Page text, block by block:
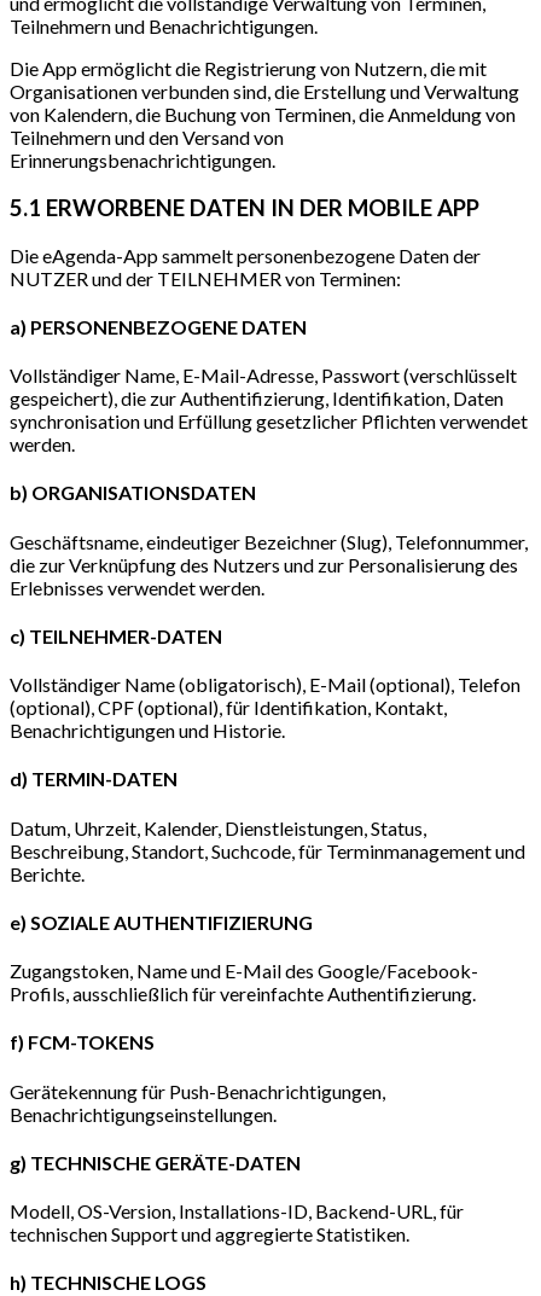
Teilnehmern und Benachrichtigungen.
Die App ermöglicht die Registrierung von Nutzern, die mit
Organisationen verbunden sind, die Erstellung und Verwaltung
von Kalendern, die Buchung von Terminen, die Anmeldung von
Teilnehmern und den Versand von
Erinnerungsbenachrichtigungen.
5.1 ERWORBENE DATEN IN DER MOBILE APP
Die eAgenda-App sammelt personenbezogene Daten der
NUTZER und der TEILNEHMER von Terminen:
a) PERSONENBEZOGENE DATEN
Vollständiger Name, E-Mail-Adresse, Passwort (verschlüsselt
gespeichert), die zur Authentifizierung, Identifikation, Daten
synchronisation und Erfüllung gesetzlicher Pflichten verwendet
werden.
b) ORGANISATIONSDATEN
Geschäftsname, eindeutiger Bezeichner (Slug), Telefonnummer,
die zur Verknüpfung des Nutzers und zur Personalisierung des
Erlebnisses verwendet werden.
c) TEILNEHMER-DATEN
Vollständiger Name (obligatorisch), E-Mail (optional), Telefon
(optional), CPF (optional), für Identifikation, Kontakt,
Benachrichtigungen und Historie.
d) TERMIN-DATEN
Datum, Uhrzeit, Kalender, Dienstleistungen, Status,
Beschreibung, Standort, Suchcode, für Terminmanagement und
Berichte.
e) SOZIALE AUTHENTIFIZIERUNG
Zugangstoken, Name und E-Mail des Google/Facebook-
Profils, ausschließlich für vereinfachte Authentifizierung.
f) FCM-TOKENS
Gerätekennung für Push-Benachrichtigungen,
Benachrichtigungseinstellungen.
g) TECHNISCHE GERÄTE-DATEN
Modell, OS-Version, Installations-ID, Backend-URL, für
technischen Support und aggregierte Statistiken.
h) TECHNISCHE LOGS